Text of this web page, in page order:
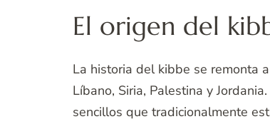
El origen del
La historia del kibbe se remonta
Líbano, Siria, Palestina y
sencillos que tradicionalmente